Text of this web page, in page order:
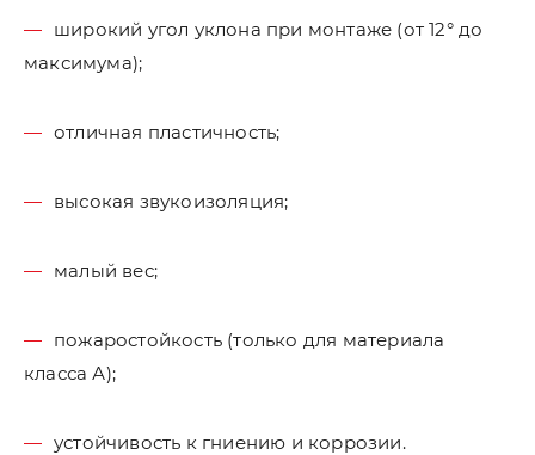
широкий угол уклона при монтаже (от 12° до
максимума);
отличная пластичность;
высокая звукоизоляция;
малый вес;
пожаростойкость (только для материала
класса А);
устойчивость к гниению и коррозии.